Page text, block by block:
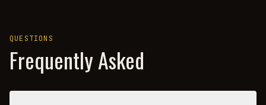
QUESTIONS
Frequently Asked